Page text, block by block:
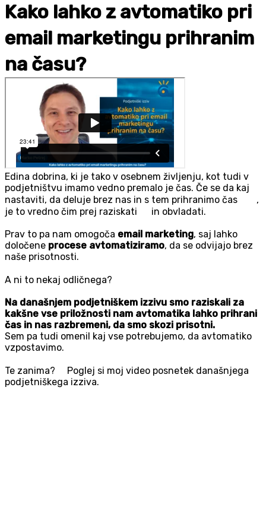
Kako lahko z avtomatiko pri
email marketingu prihranim
na času?
Edina dobrina, ki je tako v osebnem življenju, kot tudi v
podjetništvu imamo vedno premalo je čas. Če se da kaj
nastaviti, da deluje brez nas in s tem prihranimo čas
,
je to vredno čim prej raziskati
in obvladati.
Prav to pa nam omogoča email marketing, saj lahko
določene procese avtomatiziramo, da se odvijajo brez
naše prisotnosti.
A ni to nekaj odličnega?
Na današnjem podjetniškem izzivu smo raziskali za
kakšne vse priložnosti nam avtomatika lahko prihrani
čas in nas razbremeni, da smo skozi prisotni.
Sem pa tudi omenil kaj vse potrebujemo, da avtomatiko
vzpostavimo.
Te zanima?
Poglej si moj video posnetek današnjega
podjetniškega izziva.